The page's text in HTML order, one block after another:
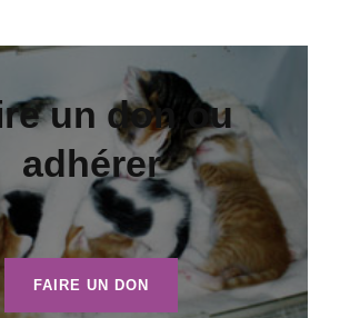
un don ou
adhérer
FAIRE UN DON